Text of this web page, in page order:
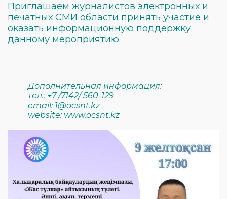
Приглашаем журналистов электронных и
печатных СМИ области принять участие и
оказать информационную поддержку
данному мероприятию.
Дополнительная информация:
тел.: +7 /7142/ 560-129
email: 1@ocsnt.kz
website: www.ocsnt.kz